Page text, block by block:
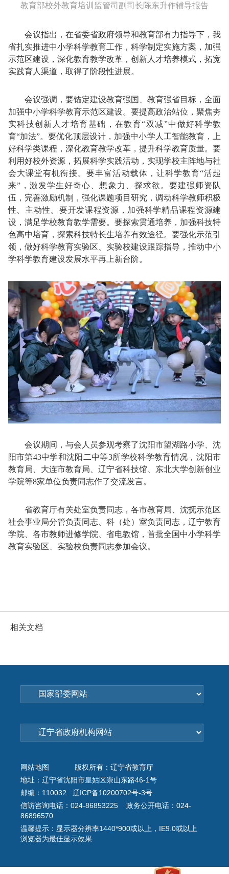
教育部校外教育培训监管司副司长陈东升作辅导报告
会议指出，在省委省政府领导和教育部有力指导下，我
省扎实推进中小学科学教育工作，科学制定实施方案，加强
示范区建设，深化教育教学改革，创新人才培养模式，拓宽
实践育人渠道，取得了阶段性进展。
会议强调，要锚定建设教育强国、教育强省目标，全面
加强中小学科学教育示范区建设。要提高政治站位，聚焦夯
实科技创新人才培育基础，在教育“双减”中做好科学教
育“加法”。要优化顶层设计，加强中小学人工智能教育，上
好科学类课程，深化教育教学改革，提升科学教育质量。要
利用好校外资源，拓展科学实践活动，实现学校主阵地与社
会大课堂有机衔接。要丰富活动载体，让科学教育“活起
来”，激发学生好奇心、想象力、探求欲。要建强师资队
伍，完善激励机制，强化课题项目研究，调动科学教师积极
性、主动性。要开发课程资源，加强科学精品课程资源建
设，满足学校教育教学需要。要探索贯通培养，加强科技特
色高中培育，探索科技特长生培养有效途径。要强化示范引
领，做好科学教育实验区、实验校建设跟踪指导，推动中小
学科学教育建设发展水平再上新台阶。
会议期间，与会人员参观考察了沈阳市望湖路小学、沈
阳市第43中学和沈阳二中等3所学校科学教育情况，沈阳市
教育局、大连市教育局、辽宁省科技馆、东北大学创新创业
学院等8家单位负责同志作了交流发言。
省教育厅有关处室负责同志，各市教育局、沈抚示范区
社会事业局分管负责同志、科（处）室负责同志，辽宁教育
学院、各市教师进修学院、省电教馆，首批全国中小学科学
教育实验区、实验校负责同志参加会议。
相关文档
网站地图
版权所有：辽宁省教育厅
地址：辽宁省沈阳市皇姑区崇山东路46-1号
邮编：110032 辽ICP备10200702号-3号
信访咨询电话：024-86853225 政务公开电话：024-
86896570
温馨提示：显示器分辨率1440*900或以上，IE9.0或以上
浏览器为最佳显示效果